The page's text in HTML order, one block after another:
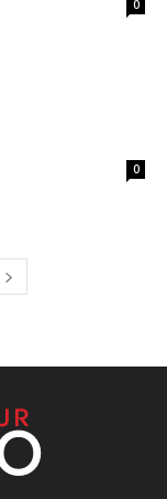
0
0